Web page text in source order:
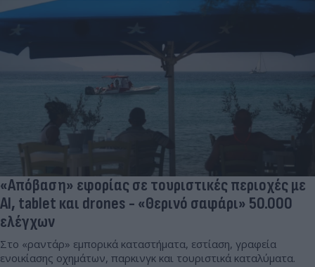
«Απόβαση» εφορίας σε τουριστικές περιοχές με
AI, tablet και drones - «Θερινό σαφάρι» 50.000
ελέγχων
Στο «ραντάρ» εμπορικά καταστήματα, εστίαση, γραφεία
ενοικίασης οχημάτων, παρκινγκ και τουριστικά καταλύματα.